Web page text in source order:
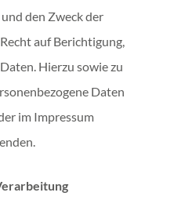
den Zweck der
auf Berichtigung,
Hierzu sowie zu
Daten
im Impressum